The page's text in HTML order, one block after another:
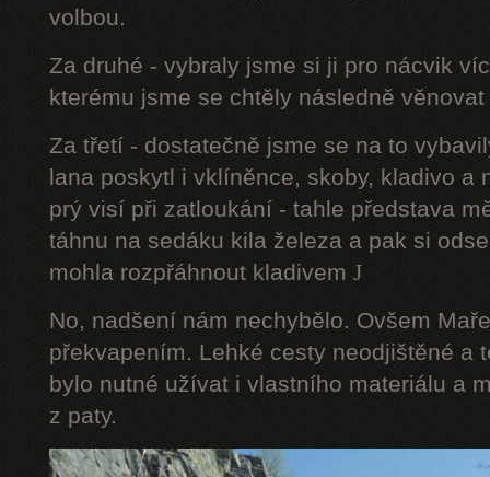
volbou.
Za druhé - vybraly jsme si ji pro nácvik
kterému jsme se chtěly následně
Za třetí - dostatečně jsme se na to
lana poskytl i vklíněnce, skoby, kladivo a
prý visí při zatloukání - tahle představa
táhnu na sedáku kila železa a pak si
mohla rozpřáhnout kladivem J
No, nadšení nám nechybělo. Ovšem
překvapením. Lehké cesty neodjištěné a
bylo nutné užívat i vlastního materiálu a
z paty.